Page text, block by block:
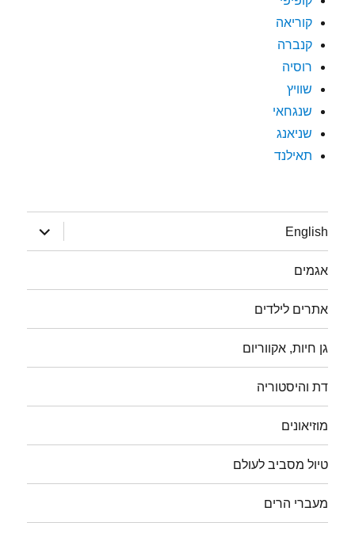
קוריאה
קנברה
רוסיה
שוויץ
שנגחאי
שניאנג
תאילנד
English
הצג
תפריט
אגמים
אתרים לילדים
גן חיות, אקווריום
דת והיסטוריה
מוזיאונים
טיול מסביב לעולם
מעברי הרים